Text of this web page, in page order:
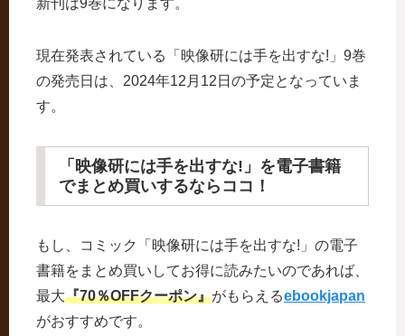
新刊は9巻になります。
現在発表されている「映像研には手を出すな!」9巻
の発売日は、2024年12月12日の予定となっていま
す。
「映像研には手を出すな!」を電子書籍
でまとめ買いするならココ！
もし、コミック「映像研には手を出すな!」の電子
書籍をまとめ買いしてお得に読みたいのであれば、
最大『70％OFFクーポン』がもらえるebookjapan
がおすすめです。